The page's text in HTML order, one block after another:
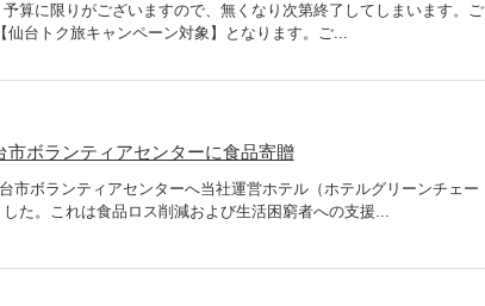
算に限りがございますので、無くなり次第終了してしまいます。ご
台トク旅キャンペーン対象】となります。ご...
ボランティアセンターに食品寄贈
市ボランティアセンターへ当社運営ホテル（ホテルグリーンチェー
た。これは食品ロス削減および生活困窮者への支援...